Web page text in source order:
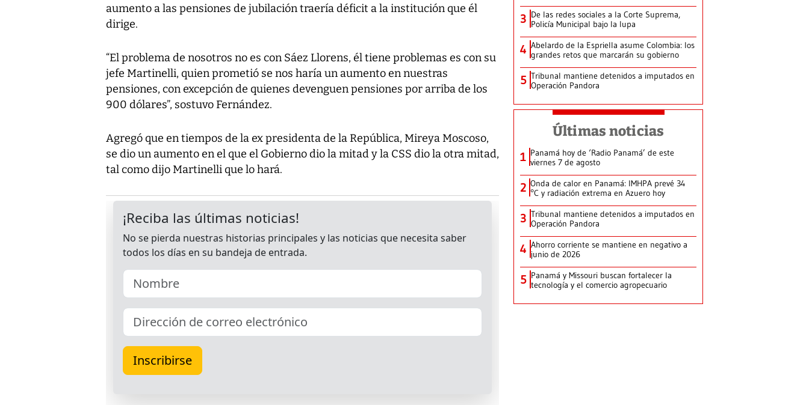
aumento a las pensiones de jubilación traería déficit a la institución que él
dirige.
“El problema de nosotros no es con Sáez Llorens, él tiene problemas es con su
jefe Martinelli, quien prometió se nos haría un aumento en nuestras
pensiones, con excepción de quienes devenguen pensiones por arriba de los
900 dólares”, sostuvo Fernández.
Agregó que en tiempos de la ex presidenta de la República, Mireya Moscoso,
se dio un aumento en el que el Gobierno dio la mitad y la CSS dio la otra mitad,
tal como dijo Martinelli que lo hará.
3 De las redes sociales a la Corte Suprema,
Policía Municipal bajo la lupa
4 Abelardo de la Espriella asume Colombia: los
grandes retos que marcarán su gobierno
5 Tribunal mantiene detenidos a imputados en
Operación Pandora
Últimas noticias
1 Panamá hoy de ‘Radio Panamá’ de este
viernes 7 de agosto
2 Onda de calor en Panamá: IMHPA prevé 34
°C y radiación extrema en Azuero hoy
3 Tribunal mantiene detenidos a imputados en
Operación Pandora
4 Ahorro corriente se mantiene en negativo a
junio de 2026
5 Panamá y Missouri buscan fortalecer la
tecnología y el comercio agropecuario